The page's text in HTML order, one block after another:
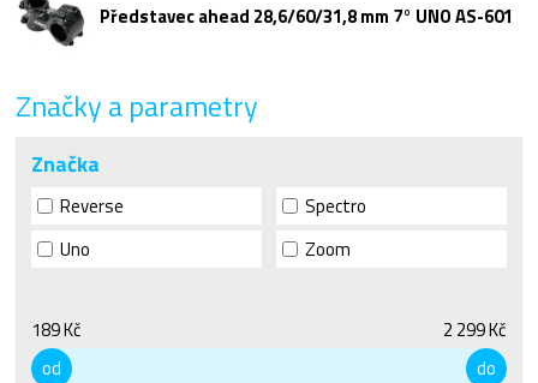
Představec ahead 28,6/60/31,8 mm 7° UNO AS-601
Značky a parametry
Značka
Reverse
Spectro
Uno
Zoom
189 Kč
2 299 Kč
od
do